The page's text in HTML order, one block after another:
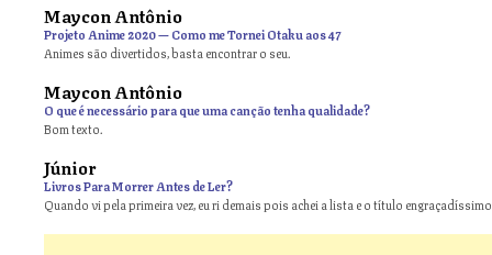
Maycon Antônio
Projeto Anime 2020 — Como me Tornei Otaku aos 47
Animes são divertidos, basta encontrar o seu.
Maycon Antônio
O que é necessário para que uma canção tenha qualidade?
Bom texto.
Júnior
Livros Para Morrer Antes de Ler?
Quando vi pela primeira vez, eu ri demais pois achei a lista e o título